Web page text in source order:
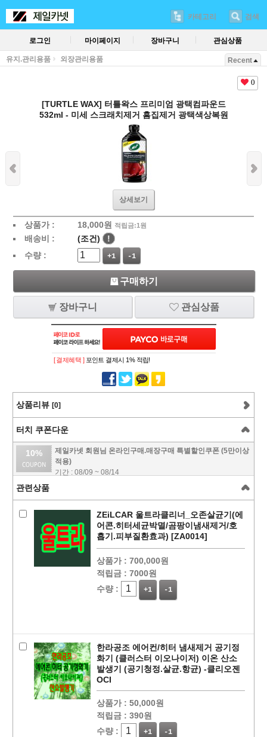
카테고리 검색
로그인 마이페이지 장바구니 관심상품
유지.관리용품 외장관리용품 Recent
0
[TURTLE WAX] 터틀왁스 프리미엄 광택컴파운드
532ml - 미세 스크래치제거 흠집제거 광택색상복원
상세보기
상품가 : 18,000원 적립금:1원
배송비 : (조건)
!
수량 :
+1 -1
구매하기
장바구니 관심상품
PAYCO 바로
[ 결제혜택 ] 포인트 결제시 1% 적립!
상품리뷰 [0]
터치 쿠폰다운
10%
제일카넷 회원님 온라인구매.매장구매 특별할인쿠폰 (5만이상
적용)
기간 : 08/09 ~ 08/14
관련상품
ZEiLCAR 울트라클리너_오존살균기(에
어콘.히터세균박멸/곰팡이냄새제거/호
흡기.피부질환효과) [ZA0014]
상품가 : 700,000원
적립금 : 7000원
수량 :
+1 -1
한라공조 에어컨/히터 냄새제거 공기정
화기 (클러스터 이오나이저) 이온 산소
발생기 (공기청정.살균.항균) -클리오젠
OCI
상품가 : 50,000원
적립금 : 390원
수량 :
+1 -1